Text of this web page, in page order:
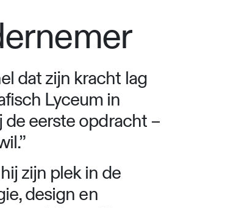
dat zijn kracht lag
Lyceum in
de eerste opdracht –
zijn plek in de
design en